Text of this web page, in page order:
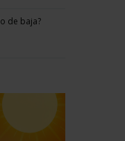
de baja?